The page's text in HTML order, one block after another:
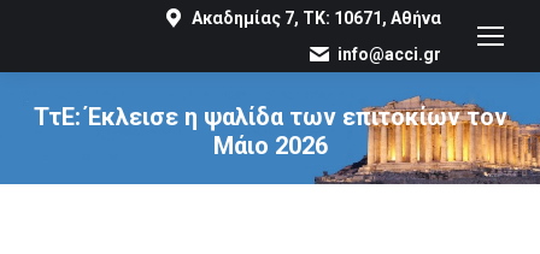
Ακαδημίας 7, ΤΚ: 10671, Αθήνα
info@acci.gr
ΤτΕ: Έκλεισε η ψαλίδα των επιτοκίων τον
Μάιο 2026
You are here: